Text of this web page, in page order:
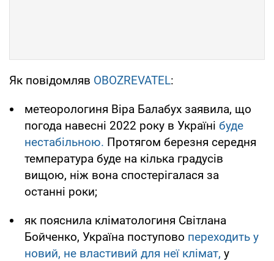
Як повідомляв OBOZREVATEL:
метеорологиня Віра Балабух заявила, що
погода навесні 2022 року в Україні буде
нестабільною. Протягом березня середня
температура буде на кілька градусів
вищою, ніж вона спостерігалася за
останні роки;
як пояснила кліматологиня Світлана
Бойченко, Україна поступово переходить у
новий, не властивий для неї клімат, у